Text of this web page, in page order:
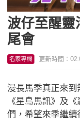
波仔至醒
尾會
名家專欄 更新時間：
漫長馬季真正來
《星島馬訊》及
們，希望來季繼續